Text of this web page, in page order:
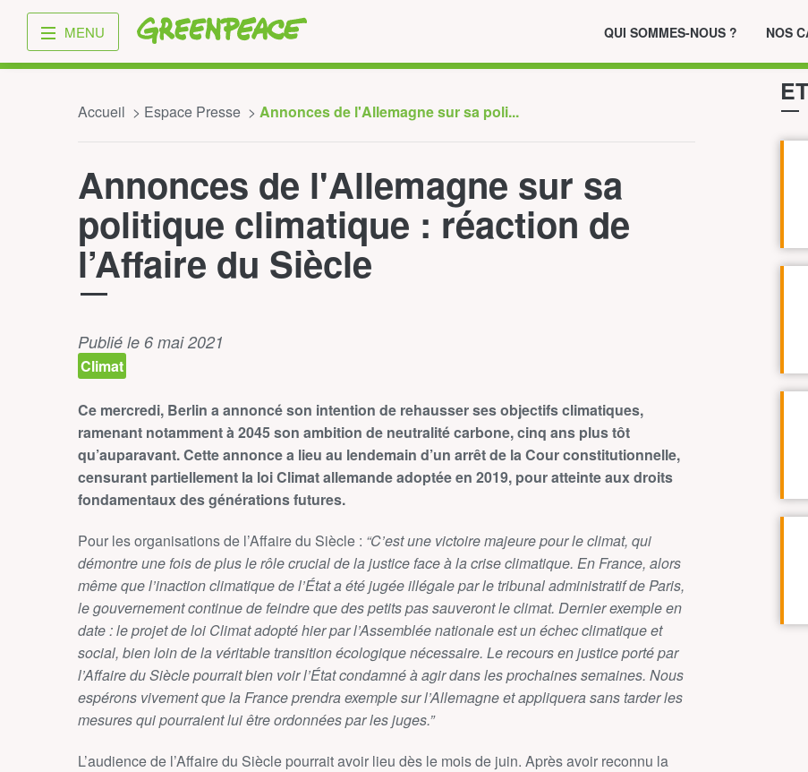
Greenpeace
MENU QUI SOMMES-NOUS ? NOS
Accueil Espace Presse Annonces de l'Allemagne sur sa poli...
Annonces de l'Allemagne sur sa
politique climatique : réaction de
l’Affaire du Siècle
Publié le 6 mai 2021
Climat
Ce mercredi, Berlin a annoncé son intention de rehausser ses objectifs climatiques,
ramenant notamment à 2045 son ambition de neutralité carbone, cinq ans plus tôt
qu’auparavant. Cette annonce a lieu au lendemain d’un arrêt de la Cour constitutionnelle,
censurant partiellement la loi Climat allemande adoptée en 2019, pour atteinte aux droits
fondamentaux des générations futures.
Pour les organisations de l’Affaire du Siècle : “C’est une victoire majeure pour le climat, qui
démontre une fois de plus le rôle crucial de la justice face à la crise climatique. En France, alors
même que l’inaction climatique de l’État a été jugée illégale par le tribunal administratif de Paris,
le gouvernement continue de feindre que des petits pas sauveront le climat. Dernier exemple en
date : le projet de loi Climat adopté hier par l’Assemblée nationale est un échec climatique et
social, bien loin de la véritable transition écologique nécessaire. Le recours en justice porté par
l’Affaire du Siècle pourrait bien voir l’État condamné à agir dans les prochaines semaines. Nous
espérons vivement que la France prendra exemple sur l’Allemagne et appliquera sans tarder les
mesures qui pourraient lui être ordonnées par les juges.”
L’audience de l’Affaire du Siècle pourrait avoir lieu dès le mois de juin. Après avoir reconnu la